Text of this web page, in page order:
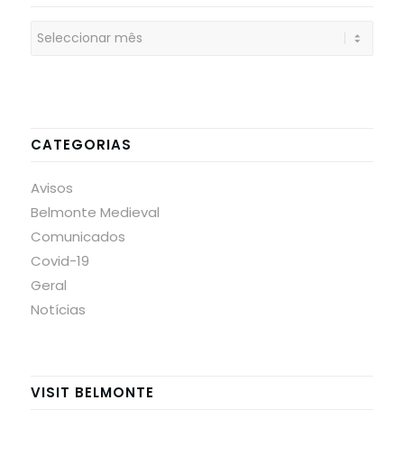
CATEGORIAS
Avisos
Belmonte Medieval
Comunicados
Covid-19
Geral
Notícias
VISIT BELMONTE